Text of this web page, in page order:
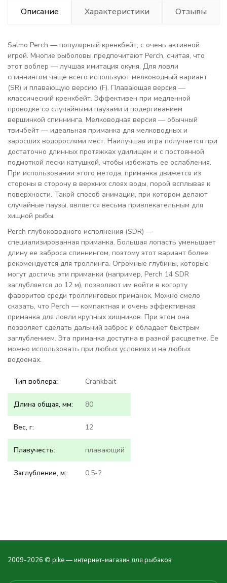
Описание Характеристики Отзывы
Salmo Perch — популярный кренкбейт, с очень активной
игрой. Многие рыболовы предпочитают Perch, считая, что
этот воблер — лучшая имитация окуня. Для ловли
спиннингом чаще всего используют мелководный вариант
(SR) и плавающую версию (F). Плавающая версия —
классический кренкбейт. Эффективен при медленной
проводке со случайными паузами и подергиванием
вершинкой спиннинга. Мелководная версия — обычный
твичбейт — идеальная приманка для мелководных и
заросших водорослями мест. Наилучшая игра получается при
достаточно длинных протяжках удилищем и с постоянной
подмоткой лески катушкой, чтобы избежать ее ослабления.
При использовании этого метода, приманка движется из
стороны в сторону в верхних слоях воды, порой всплывая к
поверхности. Такой способ анимации, при котором делают
случайные паузы, является весьма привлекательным для
хищной рыбы.
Perch глубоководного исполнения (SDR) —
специализированная приманка. Большая лопасть уменьшает
длину ее заброса спиннингом, поэтому этот вариант более
рекомендуется для троллинга. Огромные глубины, которые
могут достичь эти приманки (например, Perch 14 SDR
заглубляется до 12 м), позволяют им войти в когорту
фаворитов среди троллинговых приманок. Можно смело
сказать, что Perch — компактная и очень эффективная
приманка для ловли крупных хищников. При этом она
позволяет сделать дальний заброс и обладает быстрым
заглублением. Эта приманка доступна в разной расцветке. Ее
можно использовать при любых условиях и на любых
водоемах.
Тип воблера: Crankbait
Длина общая, мм: 80
Вес, г: 12
Плавучесть: плавающий
Заглубление, м: 0,5-2
2009-2026 © pike — интернет-магазин для рыбаков